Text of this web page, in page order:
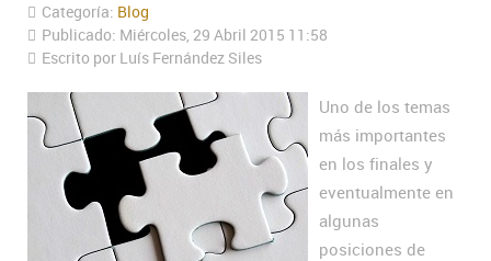
Categoría: Blog
Publicado: Miércoles, 29 Abril 2015 11:58
Escrito por Luís Fernández Siles
Uno de los temas
más importantes
en los finales y
eventualmente en
algunas
posiciones de